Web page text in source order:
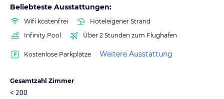
Beliebteste Ausstattungen:
Wifi kostenfrei
Hoteleigener Strand
Infinity Pool
Über 2 Stunden zum Flughafen
Kostenlose Parkplätze Weitere Ausstattung
Gesamtzahl Zimmer
< 200